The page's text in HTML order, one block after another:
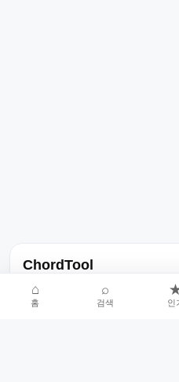
ChordTool
노래 가사, 곡 정보, 코드, 악보를
서비스입니다.
⌂
홈
⌕
검색 인